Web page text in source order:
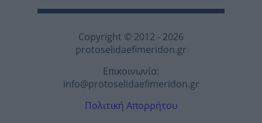
Copyright © 2012 - 2026
protoselidaefimeridon.gr
Επικοινωνία:
info@protoselidaefimeridon.gr
Πολιτική Απορρήτου